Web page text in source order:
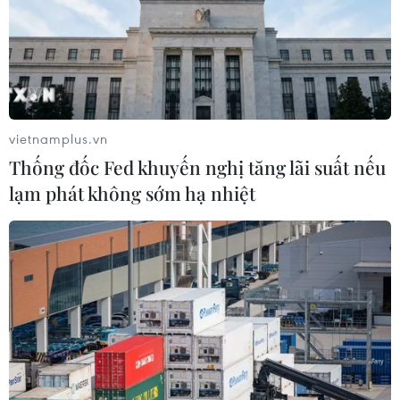
#Giá càphê #Giá đường
#Thị trường nông sản
#Phiên cuối tuần
#Nhu cầu tiêu thụ
Theo dõi VietnamPlus
vietnamplus.vn
Thống đốc Fed khuyến nghị tăng lãi suất nếu
lạm phát không sớm hạ nhiệt